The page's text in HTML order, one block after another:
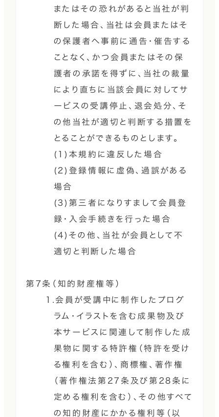
またはその恐れがあると当社が判
断した場合、当社は会員またはそ
の保護者へ事前に通告・催告する
ことなく、かつ会員またはその保
護者の承諾を得ずに、当社の裁量
により直ちに当該会員に対してサ
ービスの受講停止、退会処分、そ
の他当社が適切と判断する措置を
とることができるものとします。
(1)本規約に違反した場合
(2)登録情報に虚偽、過誤がある
場合
(3)第三者になりすまして会員登
録・入会手続きを行った場合
(4)その他、当社が会員として不
適切と判断した場合
第7条（知的財産権等）
1.会員が受講中に制作したプログ
ラム・イラストを含む成果物及び
本サービスに関連して制作した成
果物に関する特許権（特許を受け
る権利を含む）、商標権、著作権
（著作権法第27条及び第28条に
定める権利を含む）、その他すべて
の知的財産にかかる権利等（以